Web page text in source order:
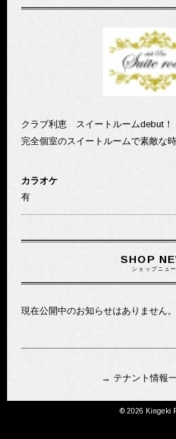
クラブ利恵 スイートルームdebut！
完全個室のスイートルームで素敵な
カラオケ
有
SHOP
ショップニュ
現在公開中のお知らせはありません。
→ テナント情報
© 2026 Kingeki